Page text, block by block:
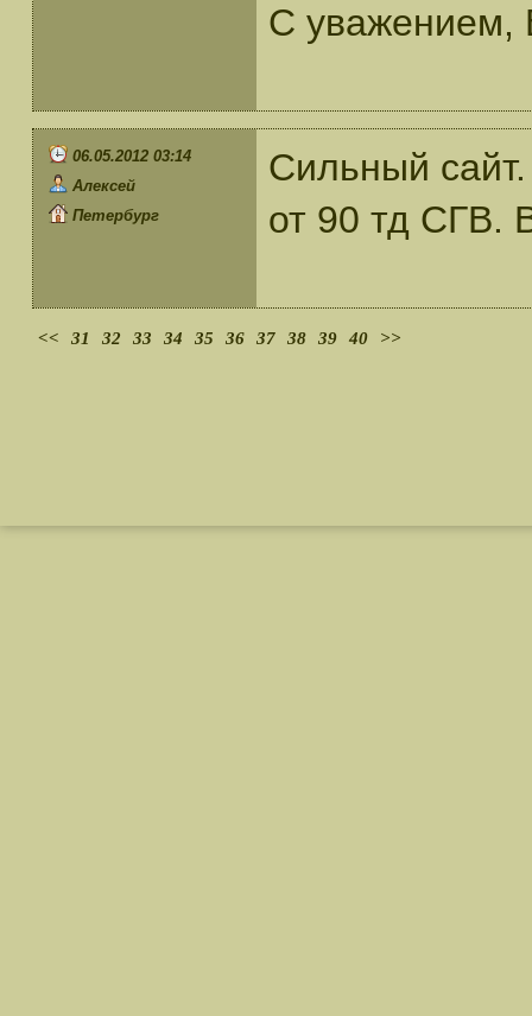
С уважением,
06.05.2012 03:14
Алексей
Петербург
Сильный
от 90 тд СГВ.
<< 31 32 33 34 35 36 37 38 39 40 >>